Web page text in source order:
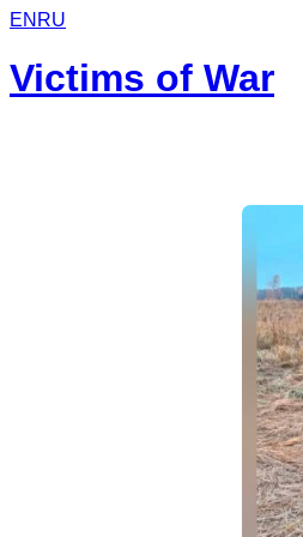
EN RU
Victims of War